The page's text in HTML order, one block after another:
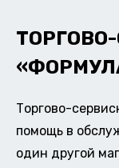
Торгово-
помощь в
один другой